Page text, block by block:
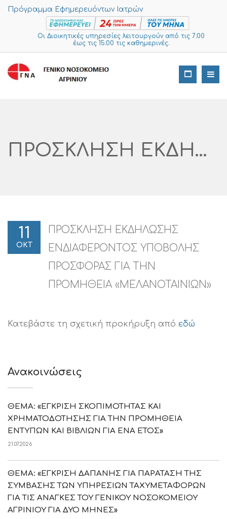
Πρόγραμμα Εφημερευόντων Ιατρών
Οι Διοικητικές υπηρεσίες λειτουργούν από τις 7:00
έως τις 15:00 τις καθημερινές.
ΠΡΟΣΚΛΗΣΗ ΕΚΔΗΛΩΣΗΣ ΕΝΔΙΑΦΕΡΟΝΤΟΣ ΥΠΟΒΟΛΗΣ ΠΡΟΣΦΟΡΑΣ ΓΙΑ ΤΗΝ ΠΡΟΜΗΘΕΙΑ «ΜΕΛΑΝΟΤΑΙΝΙΩΝ»
11
ΟΚΤ
ΠΡΟΣΚΛΗΣΗ ΕΚΔΗΛΩΣΗΣ
ΕΝΔΙΑΦΕΡΟΝΤΟΣ ΥΠΟΒΟΛΗΣ
ΠΡΟΣΦΟΡΑΣ ΓΙΑ ΤΗΝ
ΠΡΟΜΗΘΕΙΑ «ΜΕΛΑΝΟΤΑΙΝΙΩΝ»
Κατεβάστε τη σχετική προκήρυξη από εδώ
Ανακοινώσεις
ΘΕΜΑ: «ΕΓΚΡΙΣΗ ΣΚΟΠΙΜΟΤΗΤΑΣ ΚΑΙ
ΧΡΗΜΑΤΟΔΟΤΗΣΗΣ ΓΙΑ ΤΗΝ ΠΡΟΜΗΘΕΙΑ
ΕΝΤΥΠΩΝ ΚΑΙ ΒΙΒΛΙΩΝ ΓΙΑ ΕΝΑ ΕΤΟΣ»
21.07.2026
ΘΕΜΑ: «ΕΓΚΡΙΣΗ ΔΑΠΑΝΗΣ ΓΙΑ ΠΑΡΑΤΑΣΗ ΤΗΣ
ΣΥΜΒΑΣΗΣ ΤΩΝ ΥΠΗΡΕΣΙΩΝ ΤΑΧΥΜΕΤΑΦΟΡΩΝ
ΓΙΑ ΤΙΣ ΑΝΑΓΚΕΣ ΤΟΥ ΓΕΝΙΚΟΥ ΝΟΣΟΚΟΜΕΙΟΥ
ΑΓΡΙΝΙΟΥ ΓΙΑ ΔΥΟ ΜΗΝΕΣ»